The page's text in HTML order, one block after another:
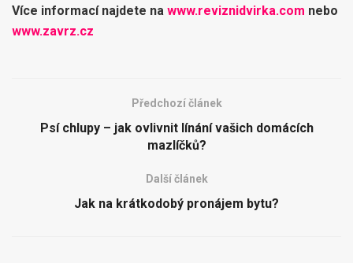
Více informací najdete na www.reviznidvirka.com nebo
www.zavrz.cz
Předchozí článek
Psí chlupy – jak ovlivnit línání vašich domácích
mazlíčků?
Další článek
Jak na krátkodobý pronájem bytu?